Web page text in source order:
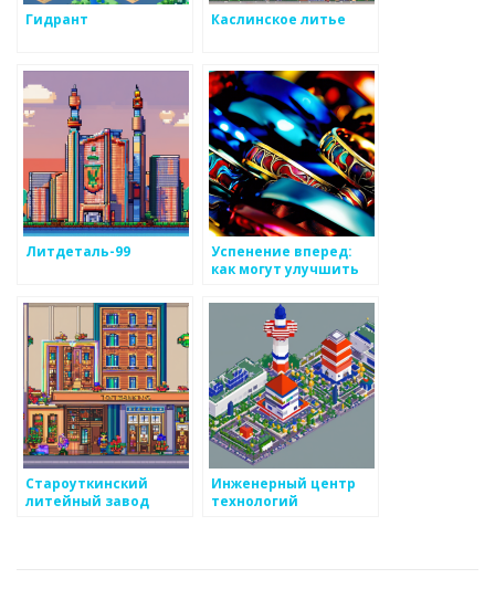
Гидрант Каслинское литье
Литдеталь-99
Успенение вперед:
как могут улучшить
опыт и технологии
Староуткинский
литейный завод
Инженерный центр
технологий